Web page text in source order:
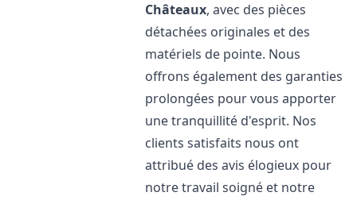
Châteaux, avec des pièces
détachées originales et des
matériels de pointe. Nous
offrons également des garanties
prolongées pour vous apporter
une tranquillité d'esprit. Nos
clients satisfaits nous ont
attribué des avis élogieux pour
notre travail soigné et notre